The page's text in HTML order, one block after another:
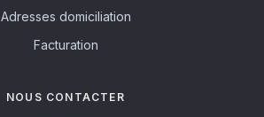
Adresses domiciliation
Facturation
NOUS CONTACTER